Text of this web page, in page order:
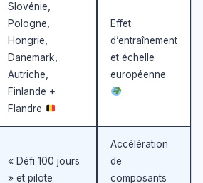
Slovénie,
Pologne,
Hongrie,
Danemark,
Autriche,
Finlande +
Flandre
Effet
d’entraînement
et échelle
européenne
« Défi 100 jours
» et pilote
Accélération
de
composants